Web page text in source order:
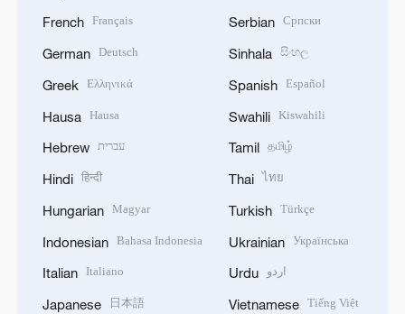
French Français
German Deutsch
Greek Ελληνικά
Hausa Hausa
Hebrew עברית
Hindi हिन्दी
Hungarian Magyar
Indonesian Bahasa Indonesia
Italian Italiano
Japanese 日本語
Serbian Српски
Sinhala සිංහල
Spanish Español
Swahili Kiswahili
Tamil தமிழ்
Thai ไทย
Turkish Türkçe
Ukrainian Українська
Urdu اردو
Vietnamese Tiếng Việt